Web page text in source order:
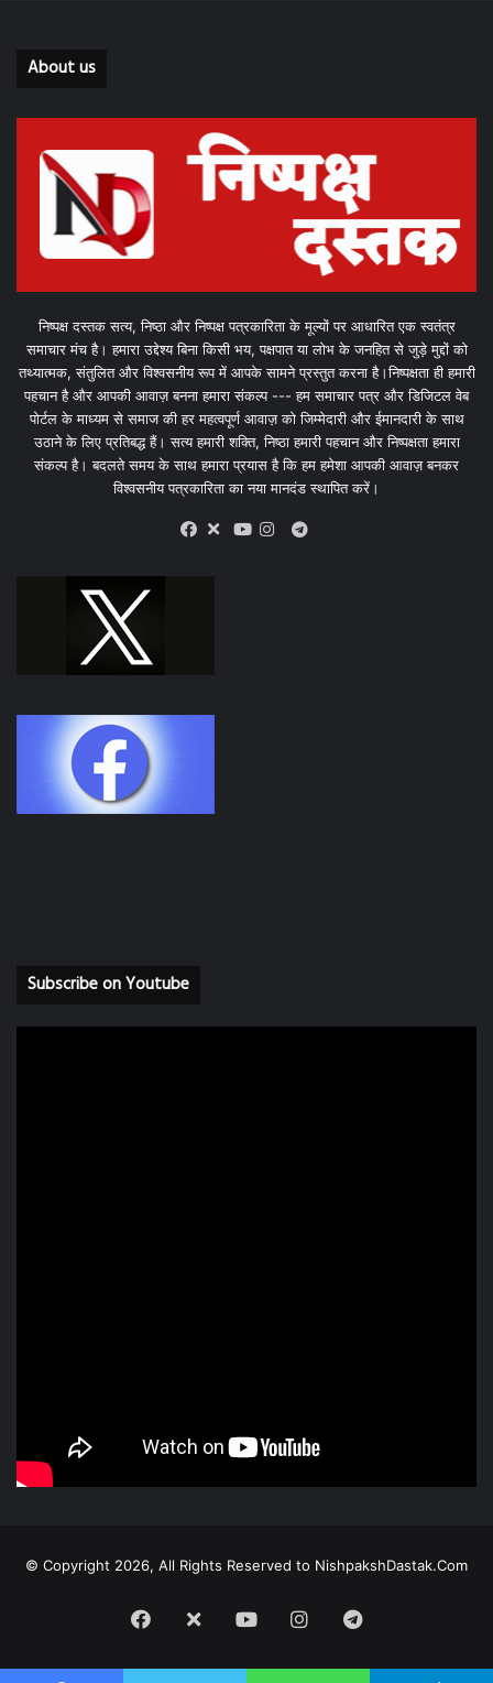
About us
निष्पक्ष दस्तक सत्य, निष्ठा और निष्पक्ष पत्रकारिता के मूल्यों पर आधारित एक स्वतंत्र
समाचार मंच है। हमारा उद्देश्य बिना किसी भय, पक्षपात या लोभ के जनहित से जुड़े मुद्दों को
तथ्यात्मक, संतुलित और विश्वसनीय रूप में आपके सामने प्रस्तुत करना है।निष्पक्षता ही हमारी
पहचान है और आपकी आवाज़ बनना हमारा संकल्प --- हम समाचार पत्र और डिजिटल वेब
पोर्टल के माध्यम से समाज की हर महत्वपूर्ण आवाज़ को जिम्मेदारी और ईमानदारी के साथ
उठाने के लिए प्रतिबद्ध हैं। सत्य हमारी शक्ति, निष्ठा हमारी पहचान और निष्पक्षता हमारा
संकल्प है। बदलते समय के साथ हमारा प्रयास है कि हम हमेशा आपकी आवाज़ बनकर
विश्वसनीय पत्रकारिता का नया मानदंड स्थापित करें।
X
Telegram
Subscribe on Youtube
© Copyright 2026, All Rights Reserved to NishpakshDastak.Com
Facebook
X YoutubeInstagramTelegram